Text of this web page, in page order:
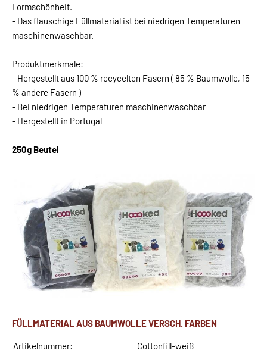
Formschönheit.
- Das flauschige Füllmaterial ist bei niedrigen Temperaturen
maschinenwaschbar.
Produktmerkmale:
- Hergestellt aus 100 % recycelten Fasern ( 85 % Baumwolle, 15
% andere Fasern )
- Bei niedrigen Temperaturen maschinenwaschbar
- Hergestellt in Portugal
250g Beutel
FÜLLMATERIAL AUS BAUMWOLLE VERSCH. FARBEN
Artikelnummer: Cottonfill-weiß